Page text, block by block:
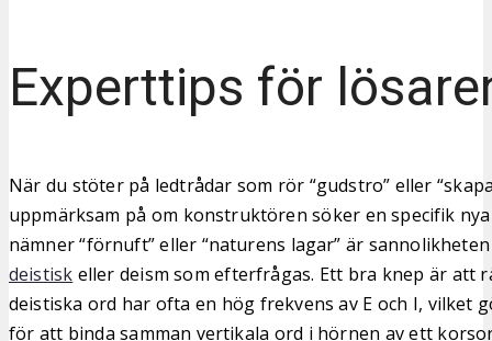
Experttips för
När du stöter på ledtrådar som rör “gudstro” eller
uppmärksam på om konstruktören söker en specifik
nämner “förnuft” eller “naturens lagar” är
deistisk eller deism som efterfrågas. Ett bra knep är att
deistiska ord har ofta en hög frekvens av E och I, vilket
för att binda samman vertikala ord i hörnen av ett